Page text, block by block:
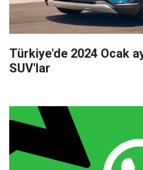
Türkiye'de 2024 Ocak
SUV'lar